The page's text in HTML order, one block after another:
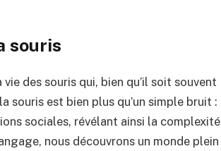
souris
des souris qui, bien qu’il soit souvent
souris est bien plus qu’un simple bruit :
sociales, révélant ainsi la complexité
nous découvrons un monde plein